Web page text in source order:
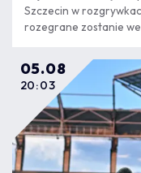
Szczecin w
rozegrane zostanie
05.08
20:03